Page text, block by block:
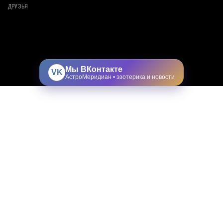
ДРУЗЬЯ
VK Мы ВКонтакте
АстроМеридиан • эзотерика и новости